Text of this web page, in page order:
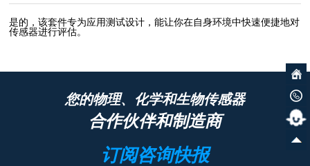
是的，该套件专为应用测试设计，能让你在自身环境中快速便捷地对
传感器进行评估。
您的物理、化学和生物传感器
合作伙伴和制造商
订阅咨询快报